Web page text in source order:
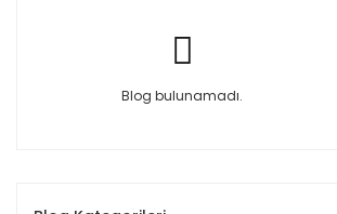
Blog bulunamadı.